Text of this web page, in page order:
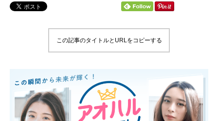
この記事のタイトルとURLをコピーする